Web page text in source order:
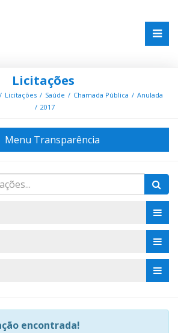
Licitações
Licitações Saúde Chamada Pública
Anulada
2017
Menu Transparência
encontrada!